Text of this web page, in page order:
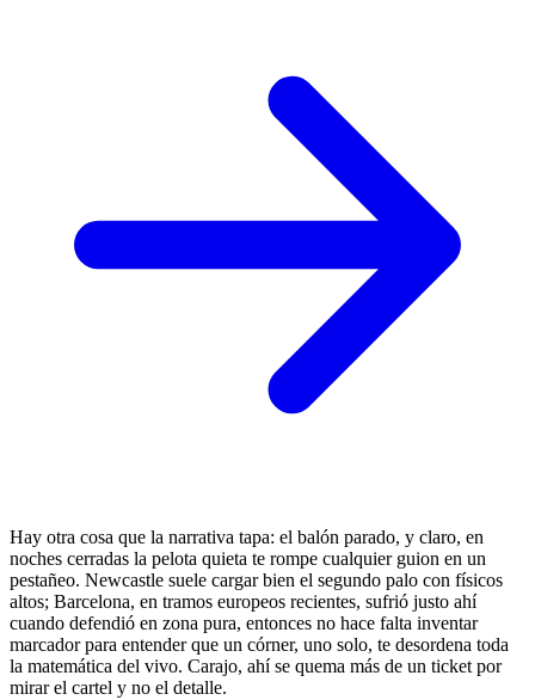
Hay otra cosa que la narrativa tapa: el balón parado, y claro, en
noches cerradas la pelota quieta te rompe cualquier guion en un
pestañeo. Newcastle suele cargar bien el segundo palo con físicos
altos; Barcelona, en tramos europeos recientes, sufrió justo ahí
cuando defendió en zona pura, entonces no hace falta inventar
marcador para entender que un córner, uno solo, te desordena toda
la matemática del vivo. Carajo, ahí se quema más de un ticket por
mirar el cartel y no el detalle.